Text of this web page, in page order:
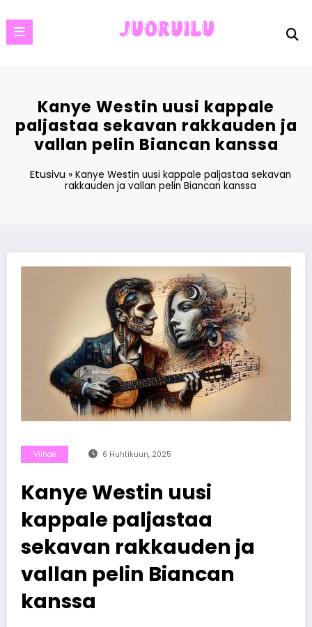
to
content
Kanye Westin uusi kappale
paljastaa sekavan rakkauden ja
vallan pelin Biancan kanssa
Etusivu »Kanye Westin uusi kappale paljastaa sekavan
rakkauden ja vallan pelin Biancan kanssa
Viihde 6 Huhtikuun, 2025
Kanye Westin uusi
kappale paljastaa
sekavan rakkauden ja
vallan pelin Biancan
kanssa